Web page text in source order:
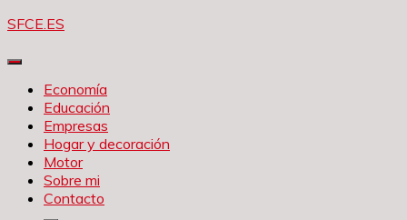
Saltar
contenido
SFCE.ES
Economía
Educación
Empresas
Hogar y decoración
Motor
Sobre mi
Contacto